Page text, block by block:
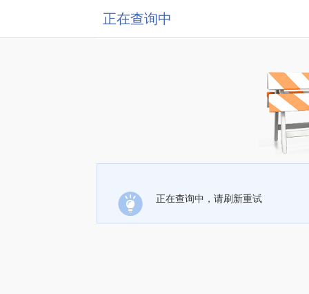
正在查询中
正在查询中，请刷新重试